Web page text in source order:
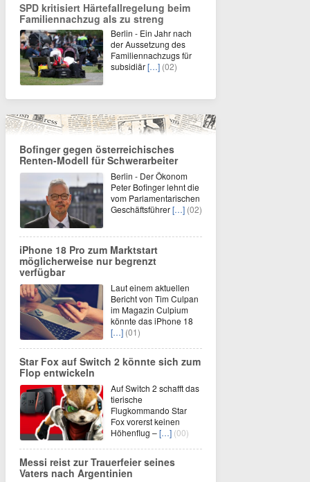
SPD kritisiert Härtefallregelung beim
Familiennachzug als zu streng
Berlin - Ein Jahr nach
der Aussetzung des
Familiennachzugs für
subsidiär[…] (02)
Bofinger gegen österreichisches
Renten-Modell für Schwerarbeiter
Berlin - Der Ökonom
Peter Bofinger lehnt die
vom Parlamentarischen
Geschäftsführer[…] (02)
iPhone 18 Pro zum Marktstart
möglicherweise nur begrenzt
verfügbar
Laut einem aktuellen
Bericht von Tim Culpan
im Magazin Culpium
könnte das iPhone 18
[…] (01)
Star Fox auf Switch 2 könnte sich zum
Flop entwickeln
Auf Switch 2 schafft das
tierische
Flugkommando Star
Fox vorerst keinen
Höhenflug –[…] (00)
Messi reist zur Trauerfeier seines
Vaters nach Argentinien